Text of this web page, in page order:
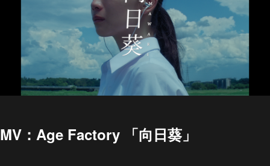
MV：Age Factory 「向日葵」